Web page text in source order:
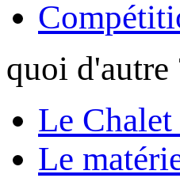
quoi d'autre
Le
Le